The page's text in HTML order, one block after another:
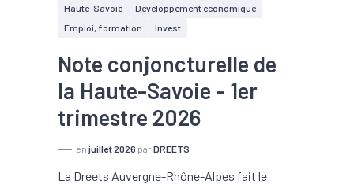
Haute-Savoie
Développement économique
Emploi, formation
Invest
Note conjoncturelle de
la Haute-Savoie - 1er
trimestre 2026
en juillet 2026 par DREETS
La Dreets Auvergne-Rhône-Alpes fait le